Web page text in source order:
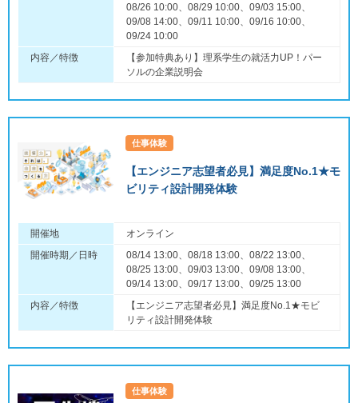
08/26 10:00、08/29 10:00、09/03 15:00、
09/08 14:00、09/11 10:00、09/16 10:00、
09/24 10:00
内容／特徴
【参加特典あり】理系学生の就活力UP！パー
ソルの企業説明会
仕事体験
【エンジニア志望者必見】満足度No.1★モ
ビリティ設計開発体験
開催地
オンライン
開催時期／日時
08/14 13:00、08/18 13:00、08/22 13:00、
08/25 13:00、09/03 13:00、09/08 13:00、
09/14 13:00、09/17 13:00、09/25 13:00
内容／特徴
【エンジニア志望者必見】満足度No.1★モビ
リティ設計開発体験
仕事体験